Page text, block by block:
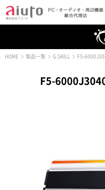
HOME 製品一覧 G.SKILL F5-
F5-